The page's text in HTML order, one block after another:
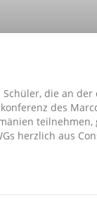
die an der
des
teilnehmen,
herzlich aus